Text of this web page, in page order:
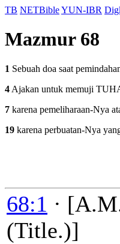
TB NETBibleYUN-IBR
Mazmur 68
1 Sebuah doa saat
4 Ajakan untuk memuji
7 karena pemeliharaan-Nya
19 karena perbuatan-Nya
68:1 ·
(Title.)]